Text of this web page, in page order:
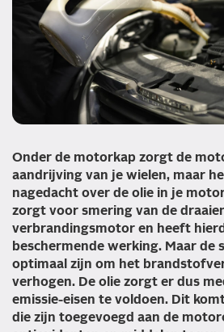
Onder de motorkap zorgt de
aandrijving van je wielen, maar
nagedacht over de olie in je
zorgt voor smering van de
verbrandingsmotor en heeft
beschermende werking. Maar de
optimaal zijn om het
verhogen. De olie zorgt er dus
emissie-eisen te voldoen. Dit
die zijn toegevoegd aan de